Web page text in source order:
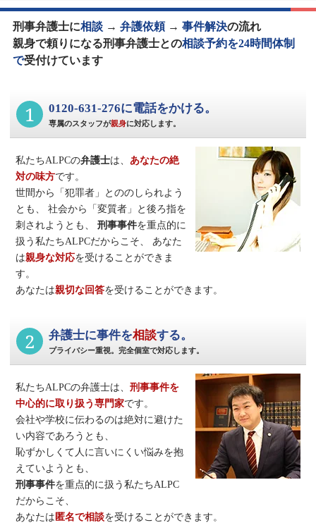
刑事弁護士に相談→ 弁護依頼 → 事件解決の流れ
親身で頼りになる刑事弁護士との相談予約を24時間体制
で受付けています
1 0120-631-276に電話をかける。
専属のスタッフが親身に対応します。
私たちALPCの弁護士は、あなたの絶
対の味方です。
世間から「犯罪者」とののしられよう
とも、
社会から「変質者」と後ろ指を
刺されようとも、
刑事事件を重点的に
扱う私たちALPCだからこそ、
あなた
は親身な対応を受けることができま
す。
あなたは親切な回答を受けることができます。
2 弁護士に事件を相談する。
プライバシー重視。完全個室で対応します。
私たちALPCの弁護士は、刑事事件を
中心的に取り扱う専門家です。
会社や学校に伝わるのは絶対に避けた
い内容であろうとも、
恥ずかしくて人に言いにくい悩みを抱
えていようとも、
刑事事件を重点的に扱う私たちALPC
だからこそ、
あなたは匿名で相談を受けることができます。